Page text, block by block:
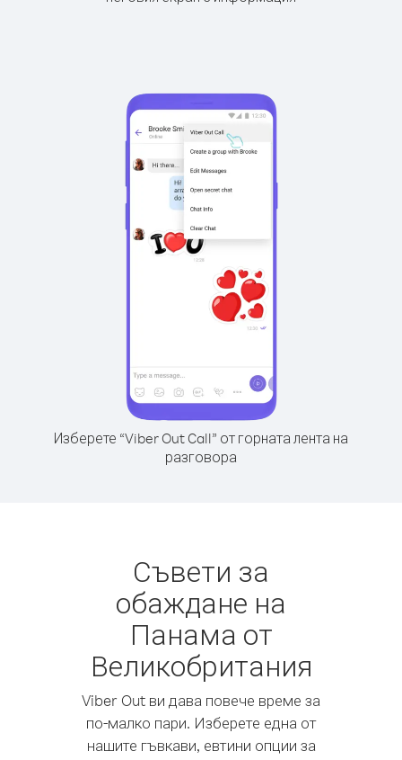
Изберете “Viber Out Call” от горната лента на
разговора
Съвети за
обаждане на
Панама от
Великобритания
Viber Out ви дава повече време за
по-малко пари. Изберете една от
нашите гъвкави, евтини опции за